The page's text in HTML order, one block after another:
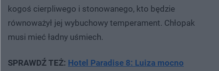
kogoś cierpliwego i stonowanego, kto będzie
równoważył jej wybuchowy temperament. Chłopak
musi mieć ładny uśmiech.
SPRAWDŹ TEŻ: Hotel Paradise 8: Luiza mocno